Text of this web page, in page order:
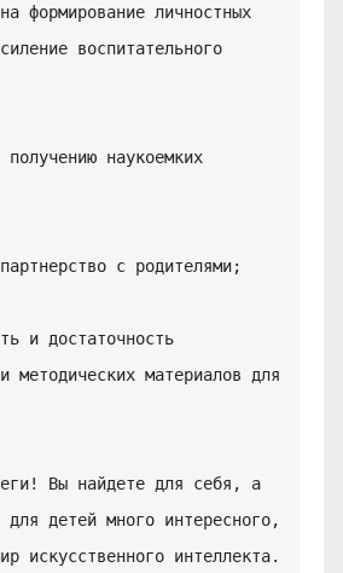
формирование личностных
воспитательного
наукоемких
с родителями;
и достаточность
методических материалов для
Вы найдете для себя, а
для детей много интересного,
искусственного интеллекта.